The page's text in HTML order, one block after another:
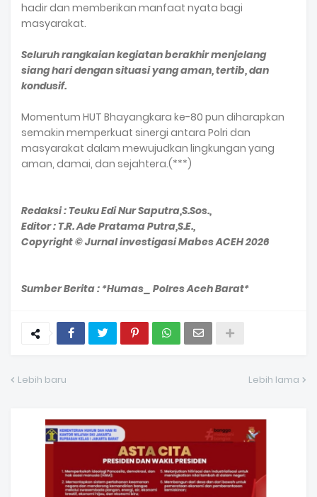
hadir dan memberikan manfaat nyata bagi
masyarakat.
Seluruh rangkaian kegiatan berakhir menjelang
siang hari dengan situasi yang aman, tertib, dan
kondusif.
Momentum HUT Bhayangkara ke-80 pun diharapkan
semakin memperkuat sinergi antara Polri dan
masyarakat dalam mewujudkan lingkungan yang
aman, damai, dan sejahtera.(***)
Redaksi : Teuku Edi Nur Saputra,S.Sos.,
Editor : T.R. Ade Pratama Putra,S.E.,
Copyright © Jurnal investigasi Mabes ACEH 2026
Sumber Berita : *Humas_ Polres Aceh Barat*
Lebih baru Lebih lama